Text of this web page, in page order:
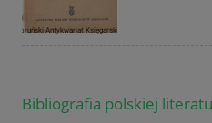
Bibliografia polskiej